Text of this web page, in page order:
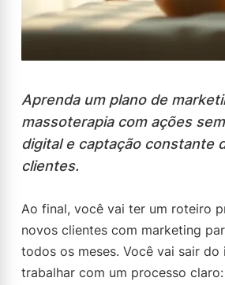
Aprenda um plano de
massoterapia com ações
digital e captação constante
clientes.
Ao final, você vai ter um roteiro
novos clientes com marketing
todos os meses. Você vai sair do
trabalhar com um processo